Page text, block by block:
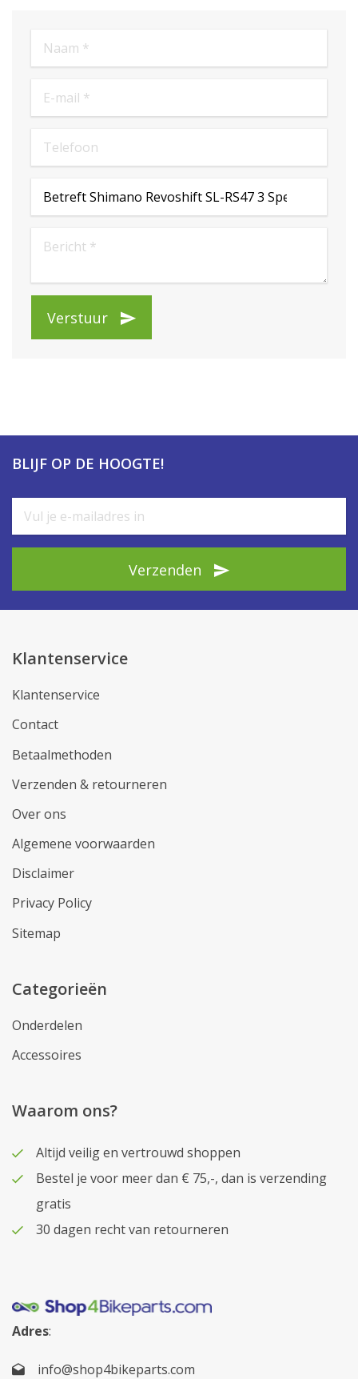
Verstuur
BLIJF OP DE HOOGTE!
Verzenden
Klantenservice
Klantenservice
Contact
Betaalmethoden
Verzenden & retourneren
Over ons
Algemene voorwaarden
Disclaimer
Privacy Policy
Sitemap
Categorieën
Onderdelen
Accessoires
Waarom ons?
Altijd veilig en vertrouwd shoppen
Bestel je voor meer dan € 75,-, dan is verzending
gratis
30 dagen recht van retourneren
Adres:
info@shop4bikeparts.com